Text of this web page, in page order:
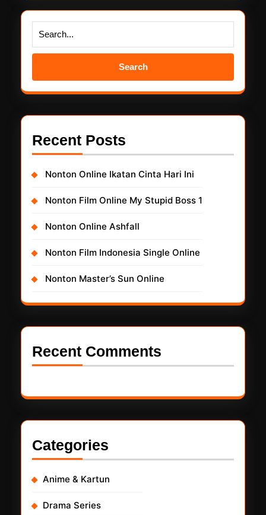
Search
Recent Posts
Nonton Online Ikatan Cinta Hari Ini
Nonton Film Online My Stupid Boss 1
Nonton Online Ashfall
Nonton Film Indonesia Single Online
Nonton Master’s Sun Online
Recent Comments
Categories
Anime & Kartun
Drama Series